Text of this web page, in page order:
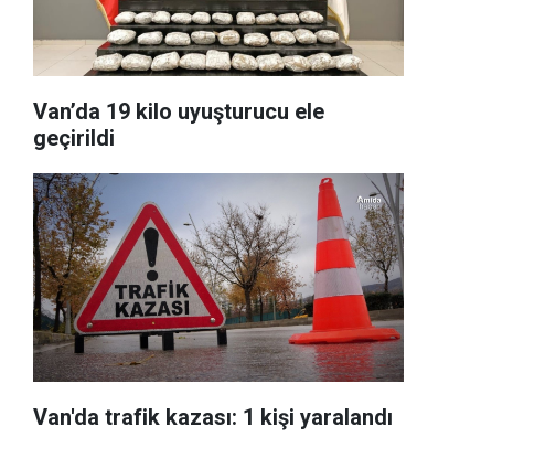
Van’da 19 kilo uyuşturucu ele
geçirildi
Van'da trafik kazası: 1 kişi yaralandı